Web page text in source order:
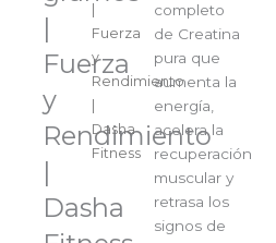
|
Fuerza
y
Rendimiento
|
Dasha
Fuerza
y
Rendimiento
Dasha
Fitness
completo
de Creatina
pura que
aumenta la
energía,
acelera la
recuperación
muscular y
retrasa los
signos de